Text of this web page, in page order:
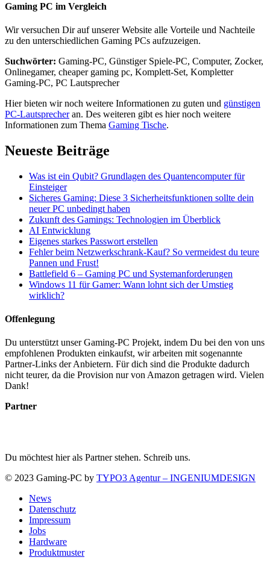
Gaming PC im Vergleich
Wir versuchen Dir auf unserer Website alle Vorteile und Nachteile
zu den unterschiedlichen Gaming PCs aufzuzeigen.
Suchwörter: Gaming-PC, Günstiger Spiele-PC, Computer, Zocker,
Onlinegamer, cheaper gaming pc, Komplett-Set, Kompletter
Gaming-PC, PC Lautsprecher
Hier bieten wir noch weitere Informationen zu guten und günstigen
PC-Lautsprecheran. Des weiteren gibt es hier noch weitere
Informationen zum Thema Gaming Tische.
Neueste Beiträge
Was ist ein Qubit? Grundlagen des Quantencomputer für
Einsteiger
Sicheres Gaming: Diese 3 Sicherheitsfunktionen sollte dein
neuer PC unbedingt haben
Zukunft des Gamings: Technologien im Überblick
AI Entwicklung
Eigenes starkes Passwort erstellen
Fehler beim Netzwerkschrank-Kauf? So vermeidest du teure
Pannen und Frust!
Battlefield 6 – Gaming PC und Systemanforderungen
Windows 11 für Gamer: Wann lohnt sich der Umstieg
wirklich?
Offenlegung
Du unterstützt unser Gaming-PC Projekt, indem Du bei den von uns
empfohlenen Produkten einkaufst, wir arbeiten mit sogenannte
Partner-Links der Anbietern. Für dich sind die Produkte dadurch
nicht teurer, da die Provision nur von Amazon getragen wird. Vielen
Dank!
Partner
Du möchtest hier als Partner stehen. Schreib uns.
© 2023 Gaming-PC by TYPO3 Agentur – INGENIUMDESIGN
News
Datenschutz
Impressum
Jobs
Hardware
Produktmuster